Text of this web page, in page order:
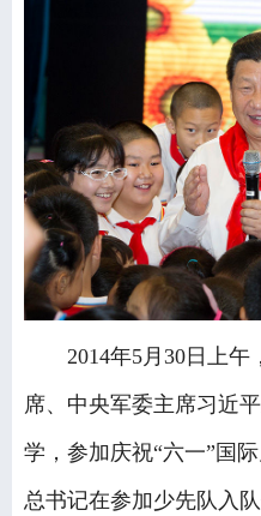
2014年5月30日上午
席、中央军委主席习近
学，参加庆祝“六一”国
总书记在参加少先队入